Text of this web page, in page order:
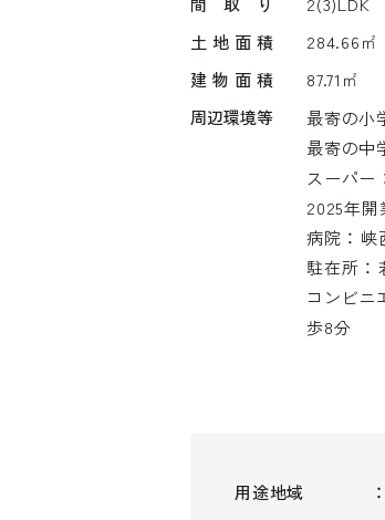
土地面積
284.66㎡
建物面積
87.71㎡
周辺環境等
最寄の小
最寄の中
スーパー
2025年開
病院 ：
駐在所 ：
コンビニ
歩8分
用途地域